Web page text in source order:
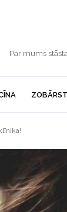
Par mums stāsta